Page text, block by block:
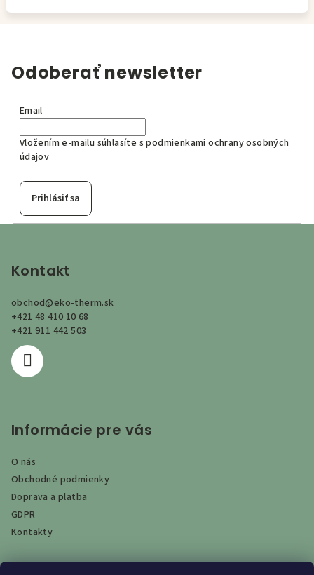
Odoberať newsletter
Email
Vložením e-mailu súhlasíte spodmienkami ochrany osobných
údajov
Prihlásiť sa
Kontakt
obchod@eko-therm.sk
+421 48 410 10 68
+421 911 442 503
Informácie pre vás
O nás
Obchodné podmienky
Doprava a platba
GDPR
Kontakty